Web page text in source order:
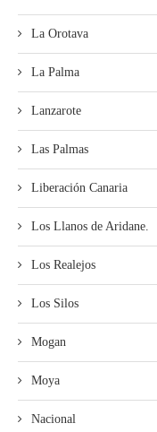
La Orotava
La Palma
Lanzarote
Las Palmas
Liberación Canaria
Los Llanos de Aridane.
Los Realejos
Los Silos
Mogan
Moya
Nacional